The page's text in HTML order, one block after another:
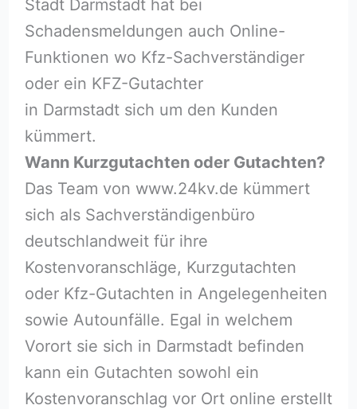
Stadt Darmstadt hat bei
Schadensmeldungen auch Online-
Funktionen wo Kfz-Sachverständiger
oder ein KFZ-Gutachter
in Darmstadt sich um den Kunden
kümmert.
Wann Kurzgutachten oder Gutachten?
Das Team von www.24kv.de kümmert
sich als Sachverständigenbüro
deutschlandweit für ihre
Kostenvoranschläge, Kurzgutachten
oder Kfz-Gutachten in Angelegenheiten
sowie Autounfälle. Egal in welchem
Vorort sie sich in Darmstadt befinden
kann ein Gutachten sowohl ein
Kostenvoranschlag vor Ort online erstellt